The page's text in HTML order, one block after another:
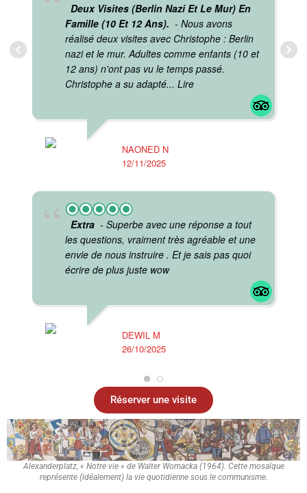
Deux Visites (Berlin Nazi Et Le Mur) En
Famille (10 Et 12 Ans). - Nous avons
réalisé deux visites avec Christophe : Berlin
nazi et le mur. Adultes comme enfants (10 et
12 ans) n'ont pas vu le temps passé.
Christophe a su adapté... Lire
NAONED N
12/11/2025
Extra - Superbe avec une réponse a tout
les questions, vraiment très agréable et une
envie de nous instruire . Et je sais pas quoi
écrire de plus juste wow
DEWIL M
26/10/2025
Réserver une visite
Alexanderplatz, « Notre vie » de Walter Womacka (1964). Cette mosaïque
représente (idéalement) la vie quotidienne sous le communisme.